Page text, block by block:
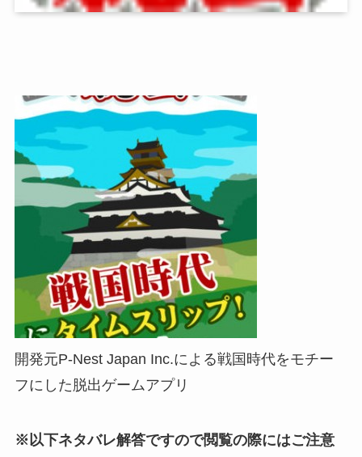
開発元P-Nest Japan Inc.による戦国時代をモチー
フにした脱出ゲームアプリ
※以下ネタバレ解答ですので閲覧の際にはご注意